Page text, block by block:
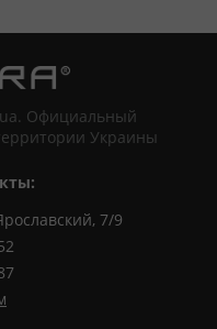
Официальный
Украины
7/9